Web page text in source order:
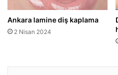
Ankara lamine diş kaplama
2 Nisan 2024